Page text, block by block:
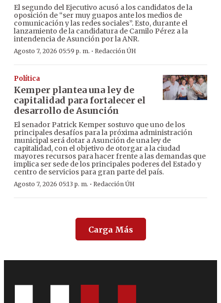
El segundo del Ejecutivo acusó a los candidatos de la
oposición de “ser muy guapos ante los medios de
comunicación y las redes sociales”. Esto, durante el
lanzamiento de la candidatura de Camilo Pérez a la
intendencia de Asunción por la ANR.
Agosto 7, 2026 05:59 p. m. · Redacción ÚH
Política
Kemper plantea una ley de
capitalidad para fortalecer el
desarrollo de Asunción
El senador Patrick Kemper sostuvo que uno de los
principales desafíos para la próxima administración
municipal será dotar a Asunción de una ley de
capitalidad, con el objetivo de otorgar a la ciudad
mayores recursos para hacer frente a las demandas que
implica ser sede de los principales poderes del Estado y
centro de servicios para gran parte del país.
Agosto 7, 2026 05:13 p. m. · Redacción ÚH
Carga Más